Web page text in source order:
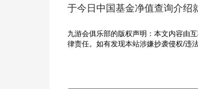
于今日中国基金净值查询介绍
九游会俱乐部的版权声明：本文内容由
律责任。如有发现本站涉嫌抄袭侵权/违